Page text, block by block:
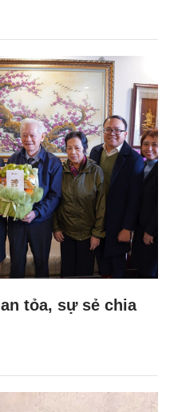
tỏa, sự sẻ chia